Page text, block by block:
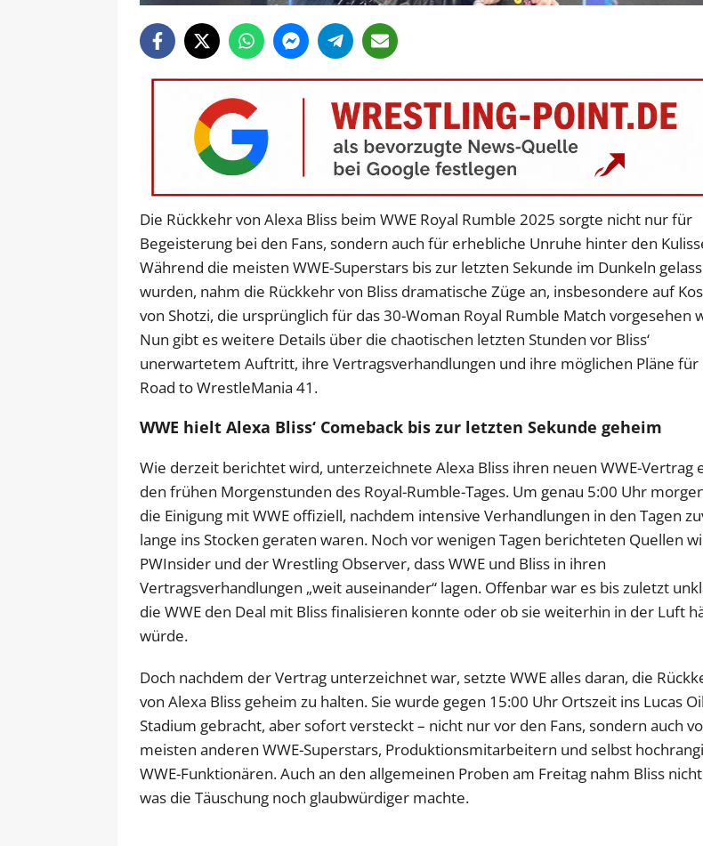
Die Rückkehr von Alexa Bliss beim WWE Royal Rumble 2025 sorgte nicht nur für
Begeisterung bei den Fans, sondern auch für erhebliche Unruhe hinter den
Während die meisten WWE-Superstars bis zur letzten Sekunde im Dunkeln
wurden, nahm die Rückkehr von Bliss dramatische Züge an, insbesondere auf
von Shotzi, die ursprünglich für das 30-Woman Royal Rumble Match vorgesehen
Nun gibt es weitere Details über die chaotischen letzten Stunden vor Bliss‘
unerwartetem Auftritt, ihre Vertragsverhandlungen und ihre möglichen Pläne für
Road to WrestleMania 41.
WWE hielt Alexa Bliss‘ Comeback bis zur letzten Sekunde geheim
Wie derzeit berichtet wird, unterzeichnete Alexa Bliss ihren neuen WWE-Vertrag
den frühen Morgenstunden des Royal-Rumble-Tages. Um genau 5:00 Uhr
die Einigung mit WWE offiziell, nachdem intensive Verhandlungen in den Tagen
lange ins Stocken geraten waren. Noch vor wenigen Tagen berichteten Quellen
PWInsider und der Wrestling Observer, dass WWE und Bliss in ihren
Vertragsverhandlungen „weit auseinander“ lagen. Offenbar war es bis zuletzt
die WWE den Deal mit Bliss finalisieren konnte oder ob sie weiterhin in der Luft
würde.
Doch nachdem der Vertrag unterzeichnet war, setzte WWE alles daran, die
von Alexa Bliss geheim zu halten. Sie wurde gegen 15:00 Uhr Ortszeit ins Lucas Oil
Stadium gebracht, aber sofort versteckt – nicht nur vor den Fans, sondern auch
meisten anderen WWE-Superstars, Produktionsmitarbeitern und selbst
WWE-Funktionären. Auch an den allgemeinen Proben am Freitag nahm Bliss
was die Täuschung noch glaubwürdiger machte.